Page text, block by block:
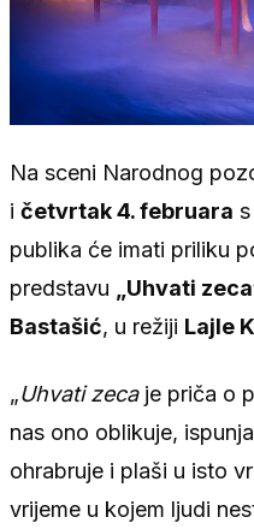
Na sceni Narodnog
i četvrtak 4. februara
publika će imati priliku
predstavu „Uhvati
Bastašić, u režiji Lajle
„Uhvati zecaje priča o
nas ono oblikuje,
ohrabruje i plaši u isto
vrijeme u kojem ljudi